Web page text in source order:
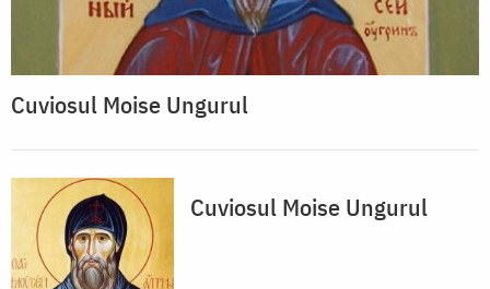
Cuviosul Moise Ungurul
Cuviosul Moise Ungurul